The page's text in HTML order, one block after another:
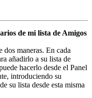
de mi lista de Amigos
dos maneras. En cada
añadirlo a su lista de
hacerlo desde el Panel
introduciendo su
su lista desde esta misma